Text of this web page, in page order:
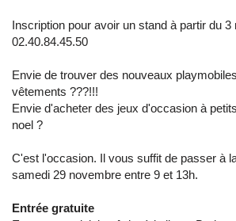
Inscription pour avoir un stand à partir du 3
02.40.84.45.50
Envie de trouver des nouveaux
vêtements ???!!!
Envie d'acheter des jeux d'occasion à
noel ?
C'est l'occasion. Il vous suffit de passer à
samedi 29 novembre entre 9 et 13h.
Entrée gratuite